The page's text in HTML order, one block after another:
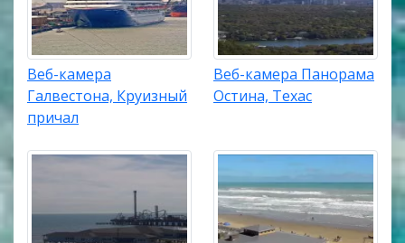
Веб-камера
Галвестона, Круизный
причал
Веб-камера Панорама
Остина, Техас